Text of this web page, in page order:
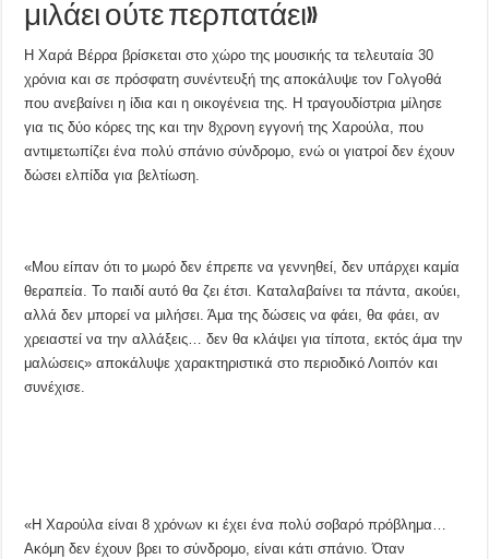
μιλάει ούτε περπατάει»
Η Χαρά Βέρρα βρίσκεται στο χώρο της μουσικής τα τελευταία 30
χρόνια και σε πρόσφατη συνέντευξή της αποκάλυψε τον Γολγοθά
που ανεβαίνει η ίδια και η οικογένεια της. Η τραγουδίστρια μίλησε
για τις δύο κόρες της και την 8χρονη εγγονή της Χαρούλα, που
αντιμετωπίζει ένα πολύ σπάνιο σύνδρομο, ενώ οι γιατροί δεν έχουν
δώσει ελπίδα για βελτίωση.
«Μου είπαν ότι το μωρό δεν έπρεπε να γεννηθεί, δεν υπάρχει καμία
θεραπεία. Το παιδί αυτό θα ζει έτσι. Καταλαβαίνει τα πάντα, ακούει,
αλλά δεν μπορεί να μιλήσει. Άμα της δώσεις να φάει, θα φάει, αν
χρειαστεί να την αλλάξεις… δεν θα κλάψει για τίποτα, εκτός άμα την
μαλώσεις» αποκάλυψε χαρακτηριστικά στο περιοδικό Λοιπόν και
συνέχισε.
«Η Χαρούλα είναι 8 χρόνων κι έχει ένα πολύ σοβαρό πρόβλημα…
Ακόμη δεν έχουν βρει το σύνδρομο, είναι κάτι σπάνιο. Όταν